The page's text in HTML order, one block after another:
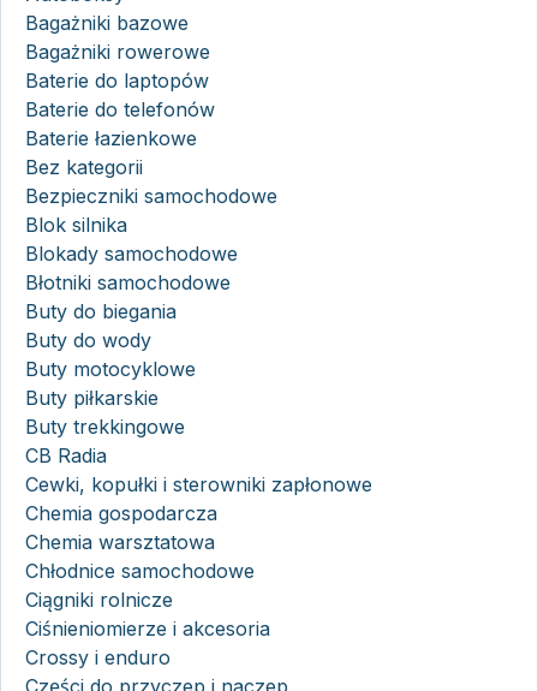
Bagażniki bazowe
Bagażniki rowerowe
Baterie do laptopów
Baterie do telefonów
Baterie łazienkowe
Bez kategorii
Bezpieczniki samochodowe
Blok silnika
Blokady samochodowe
Błotniki samochodowe
Buty do biegania
Buty do wody
Buty motocyklowe
Buty piłkarskie
Buty trekkingowe
CB Radia
Cewki, kopułki i sterowniki zapłonowe
Chemia gospodarcza
Chemia warsztatowa
Chłodnice samochodowe
Ciągniki rolnicze
Ciśnieniomierze i akcesoria
Crossy i enduro
Części do przyczep i naczep